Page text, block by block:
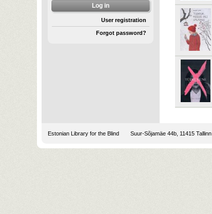
User registration
Forgot password?
Estonian Library for the Blind Suur-Sõjamäe 44b, 11415 Tallinn